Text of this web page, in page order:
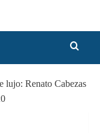
lujo: Renato Cabezas